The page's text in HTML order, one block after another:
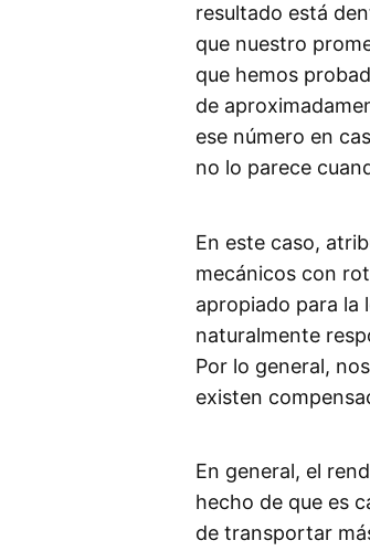
resultado está
que nuestro
que hemos
de
ese número en
no lo parece
En este caso,
mecánicos con
apropiado para la
naturalmente
Por lo general,
existen
En general, el
hecho de que es
de transportar